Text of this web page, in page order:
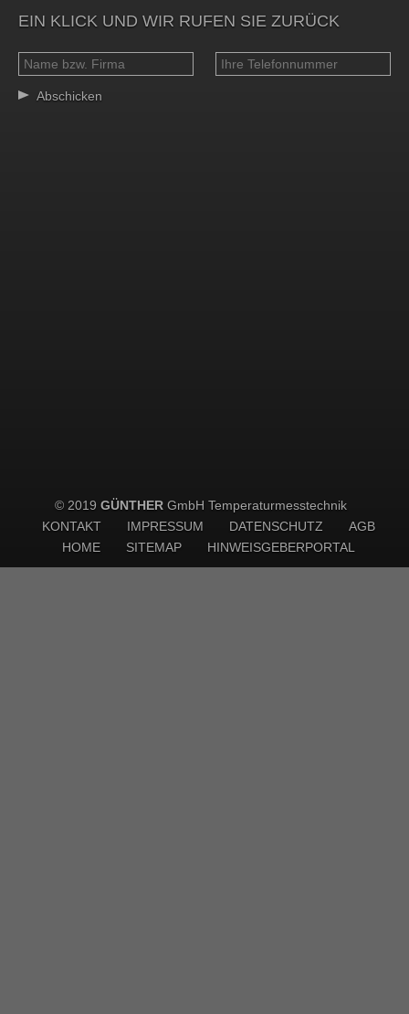
EIN KLICK UND WIR RUFEN SIE ZURÜCK
Abschicken
© 2019 GÜNTHER GmbH Temperaturmesstechnik
KONTAKT
IMPRESSUM DATENSCHUTZ
AGB
HOME
SITEMAP HINWEISGEBERPORTAL